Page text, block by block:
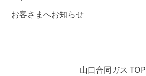
お客さまへお知らせ
山口合同ガス TOP